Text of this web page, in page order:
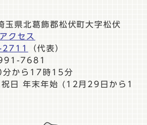
県北葛飾郡松伏町大字松伏
アクセス
（代表）
7681
分から17時15分
祝日 年末年始 (12月29日から1